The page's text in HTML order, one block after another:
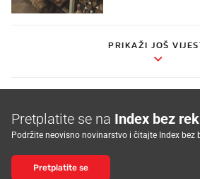
PRIKAŽI JOŠ
Pretplatite se na Index bez
Podržite neovisno novinarstvo i čitajte Index bez
Pretplatite se